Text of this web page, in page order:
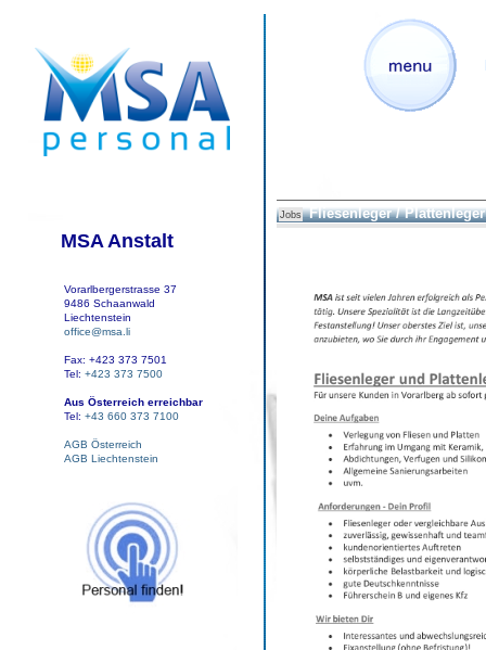
MSA Anstalt
Vorarlbergerstrasse 37
9486 Schaanwald
Liechtenstein
office@msa.li
Fax: +423 373 7501
Tel: +423 373 7500
Aus Österreich erreichbar
Tel: +43 660 373 7100
AGB Österreich
AGB Liechtenstein
Jobs Fliesenleger / Plattenleger